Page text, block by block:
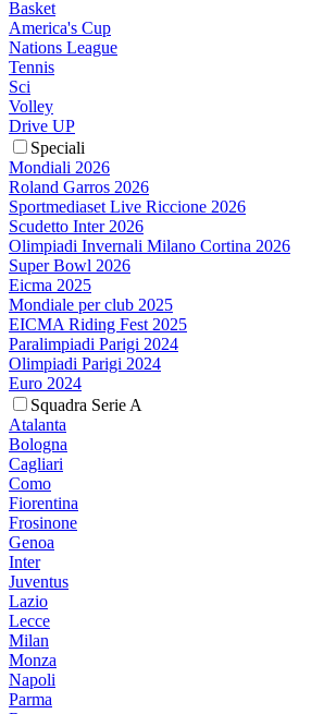
Basket
America's Cup
Nations League
Tennis
Sci
Volley
Drive UP
Speciali
Mondiali 2026
Roland Garros 2026
Sportmediaset Live Riccione 2026
Scudetto Inter 2026
Olimpiadi Invernali Milano Cortina 2026
Super Bowl 2026
Eicma 2025
Mondiale per club 2025
EICMA Riding Fest 2025
Paralimpiadi Parigi 2024
Olimpiadi Parigi 2024
Euro 2024
Squadra Serie A
Atalanta
Bologna
Cagliari
Como
Fiorentina
Frosinone
Genoa
Inter
Juventus
Lazio
Lecce
Milan
Monza
Napoli
Parma